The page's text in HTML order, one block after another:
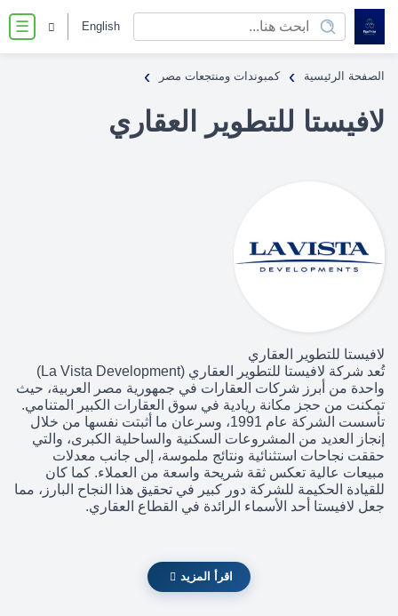
☰ English
الصفحة الرئيسية › كمبوندات ومنتجعات مصر ›
لافيستا للتطوير العقاري
لافيستا للتطوير العقاري
تُعد شركة لافيستا للتطوير العقاري (La Vista Development)
واحدة من أبرز شركات العقارات في جمهورية مصر العربية، حيث
تمكنت من حجز مكانة ريادية في سوق العقارات الكبير المتنامي.
تأسست الشركة عام 1991، وسرعان ما أثبتت نفسها من خلال
إنجاز العديد من المشروعات السكنية والساحلية الكبرى، والتي
حققت نجاحات استثنائية ونتائج ملموسة، إلى جانب معدلات
مبيعات عالية تعكس ثقة شريحة واسعة من العملاء. كما كان
للقيادة الحكيمة للشركة دور كبير في تحقيق هذا النجاح البارز، مما
جعل لافيستا أحد الأسماء الرائدة في القطاع العقاري.
اقرأ المزيد